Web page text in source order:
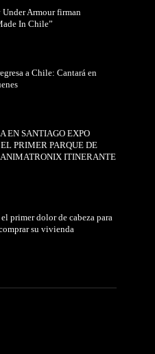
Under Armour firman
In Chile”
a Chile: Cantará en
EN SANTIAGO EXPO
PRIMER PARQUE DE
ANIMATRONIX ITINERANTE
primer dolor de cabeza para
su vivienda